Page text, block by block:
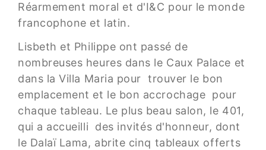
Réarmement moral et d'I&C pour le monde
francophone et latin.
Lisbeth et Philippe ont passé de
nombreuses heures dans le Caux Palace et
dans la Villa Maria pour trouver le bon
emplacement et le bon accrochage pour
chaque tableau. Le plus beau salon, le 401,
qui a accueilli des invités d'honneur, dont
le Dalaï Lama, abrite cinq tableaux offerts